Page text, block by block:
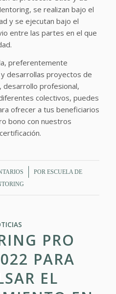
se realizan bajo el
y se ejecutan bajo el
entre las partes en el que
preferentemente
desarrollas proyectos de
desarrollo profesional,
colectivos, puedes
ofrecer a tus beneficiarios
bono con nuestros
PORESCUELA DE
PRO
PARA
EL